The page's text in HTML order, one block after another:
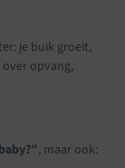
je buik groeit,
opvang,
, maar ook: